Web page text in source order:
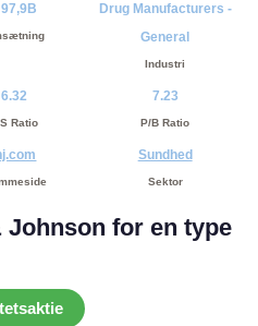
Drug Manufacturers -
General
Industri
6.32
S Ratio
7.23
P/B Ratio
Sundhed
Sektor
Johnson for en type